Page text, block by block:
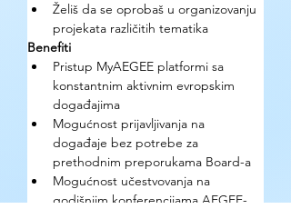
Želiš da se oprobaš u organizovanju
projekata različitih tematika
Benefiti
Pristup MyAEGEE platformi sa
konstantnim aktivnim evropskim
događajima
Mogućnost prijavljivanja na
događaje bez potrebe za
prethodnim preporukama Board-a
Mogućnost učestvovanja na
godišnjim konferencijama AEGEE-